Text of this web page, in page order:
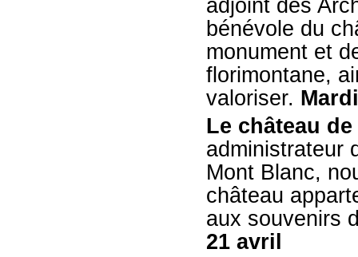
adjoint des
bénévole du
monument et
florimontane,
valoriser.
Le château
administrateur
Mont Blanc,
château
aux souvenirs
21 avril